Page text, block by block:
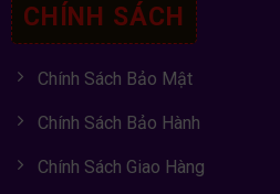
CHÍNH SÁCH
Chính Sách Bảo Mật
Chính Sách Bảo Hành
Chính Sách Giao Hàng